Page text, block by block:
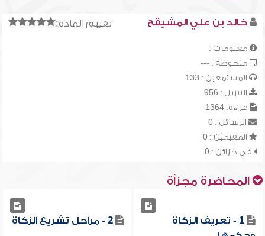
تقييم المادة: خالد بن علي المشيقح
معلومات :
ملحوظة : ---
المستمعين : 133
التنزيل : 956
قراءة: 1364
الرسائل : 0
المقيميّن : 0
في خزائن : 0
المحاضرة مجزأة
1 - تعريف الزكاة
2 - مراحل تشريع الزكاة